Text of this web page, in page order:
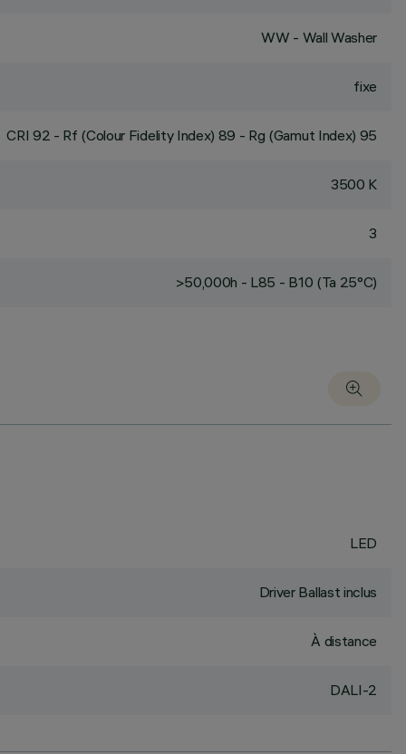
WW - Wall Washer
fixe
CRI 92 - Rf (Colour Fidelity Index) 89 - Rg (Gamut Index) 95
3500 K
3
>50,000h - L85 - B10 (Ta 25°C)
LED
Driver Ballast inclus
À distance
DALI-2